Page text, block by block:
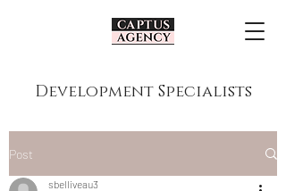
Development Specialists
Post
sbelliveau3